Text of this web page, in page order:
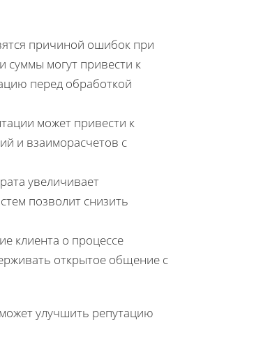
причиной ошибок при
суммы могут привести к
перед обработкой
может привести к
и взаиморасчетов с
увеличивает
позволит снизить
клиента о процессе
открытое общение с
улучшить репутацию